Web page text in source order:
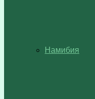
Намибия